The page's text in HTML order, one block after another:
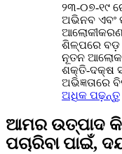
୨୩-୦୭-୧୯
ଅଭିନବ ଏବଂ
ଶିଳ୍ପରେ ବଡ଼
ନୂତନ ଆଲୋକ
ଶକ୍ତି-ଦକ୍ଷ
ଅଭିଜ୍ଞତାରେ
ଅଧିକ ପଢ଼ନ୍ତୁ
ଆମର ଉତ୍ପାଦ
ପଚାରିବା ପାଇଁ,